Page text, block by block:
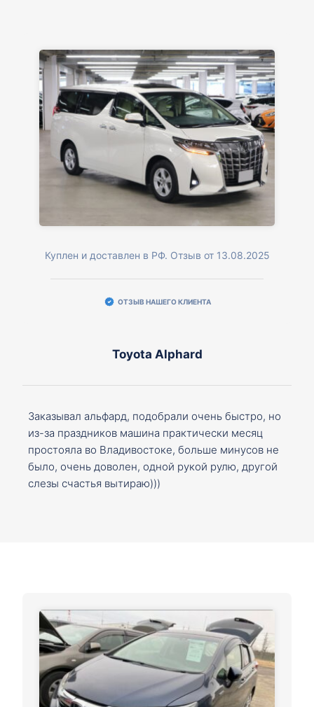
Куплен и доставлен в РФ. Отзыв от 13.08.2025
ОТЗЫВ НАШЕГО КЛИЕНТА
Toyota Alphard
Заказывал альфард, подобрали очень быстро, но
из-за праздников машина практически месяц
простояла во Владивостоке, больше минусов не
было, очень доволен, одной рукой рулю, другой
слезы счастья вытираю)))